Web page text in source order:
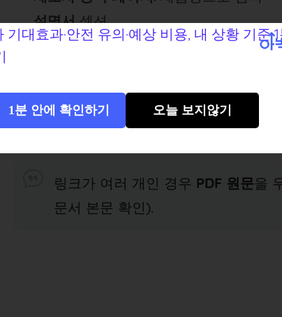
설명서섹션.
: 국가별 의약
병원·약국 포털
: 전문의약품 데이터베
링크가 여러 개인 경우 PDF 원문을
문서 본문 확인).
1분 안에 확인하기 오늘 보지않기